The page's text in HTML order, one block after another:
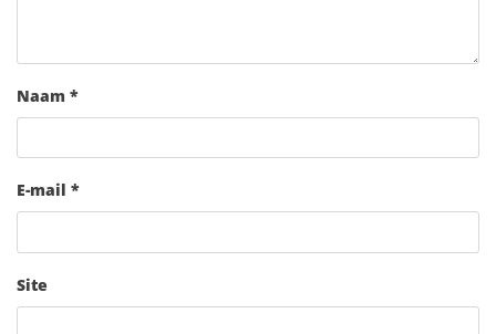
Naam *
E-mail *
Site